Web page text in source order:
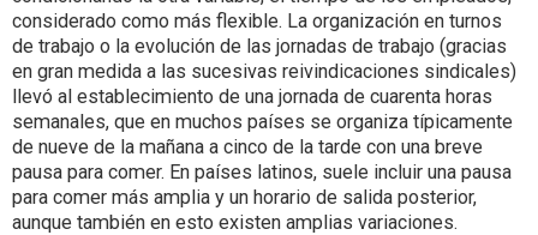
considerado como más flexible. La organización en turnos
de trabajo o la evolución de las jornadas de trabajo (gracias
en gran medida a las sucesivas reivindicaciones sindicales)
llevó al establecimiento de una jornada de cuarenta horas
semanales, que en muchos países se organiza típicamente
de nueve de la mañana a cinco de la tarde con una breve
pausa para comer. En países latinos, suele incluir una pausa
para comer más amplia y un horario de salida posterior,
aunque también en esto existen amplias variaciones.